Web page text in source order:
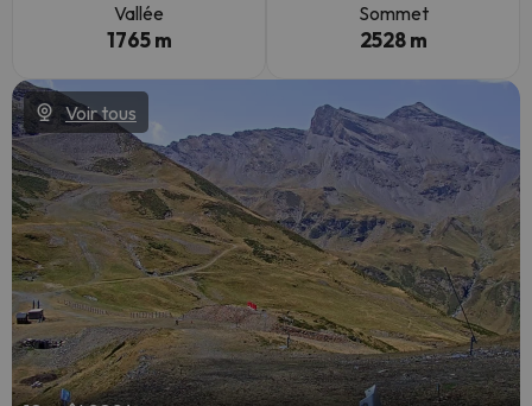
Vallée
1765 m
Sommet
2528 m
Voir tous